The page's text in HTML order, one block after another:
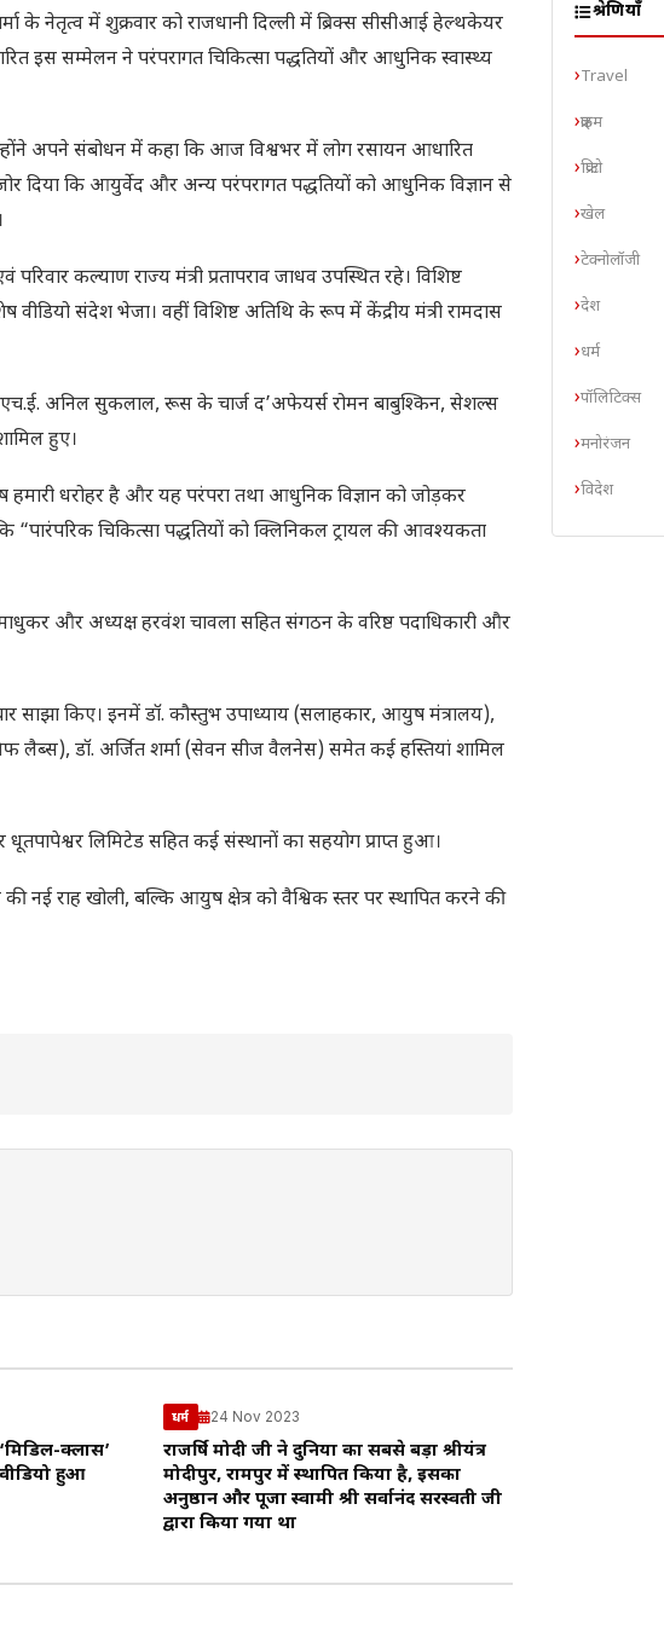
के नेतृत्व में शुक्रवार को राजधानी दिल्ली में ब्रिक्स सीसीआई हेल्थकेयर
इस सम्मेलन ने परंपरागत चिकित्सा पद्धतियों और आधुनिक स्वास्थ्य
अपने संबोधन में कहा कि आज विश्वभर में लोग रसायन आधारित
दिया कि आयुर्वेद और अन्य परंपरागत पद्धतियों को आधुनिक विज्ञान से
कल्याण राज्य मंत्री प्रतापराव जाधव उपस्थित रहे। विशिष्ट
संदेश भेजा। वहीं विशिष्ट अतिथि के रूप में केंद्रीय मंत्री रामदास
अनिल सुकलाल, रूस के चार्ज द’अफेयर्स रोमन बाबुश्किन, सेशल्स
हुए।
हमारी धरोहर है और यह परंपरा तथा आधुनिक विज्ञान को जोड़कर
“पारंपरिक चिकित्सा पद्धतियों को क्लिनिकल ट्रायल की आवश्यकता
और अध्यक्ष हरवंश चावला सहित संगठन के वरिष्ठ पदाधिकारी और
साझा किए। इनमें डॉ. कौस्तुभ उपाध्याय (सलाहकार, आयुष मंत्रालय),
लैब्स), डॉ. अर्जित शर्मा (सेवन सीज वैलनेस) समेत कई हस्तियां शामिल
धूतपापेश्वर लिमिटेड सहित कई संस्थानों का सहयोग प्राप्त हुआ।
नई राह खोली, बल्कि आयुष क्षेत्र को वैश्विक स्तर पर स्थापित करने की
क्लास’
हुआ
धर्म 24 Nov 2023
राजर्षि मोदी जी ने दुनिया का सबसे बड़ा श्रीयंत्र
मोदीपुर, रामपुर में स्थापित किया है, इसका
अनुष्ठान और पूजा स्वामी श्री सर्वानंद सरस्वती जी
द्वारा किया गया था
श्रेणियाँ
Travel
क्राइम
क्रिप्टो
खेल
टेक्नोलॉजी
देश
धर्म
पॉलिटिक्स
मनोरंजन
विदेश